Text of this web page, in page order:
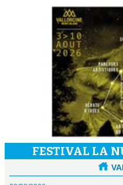
FESTIVAL LA